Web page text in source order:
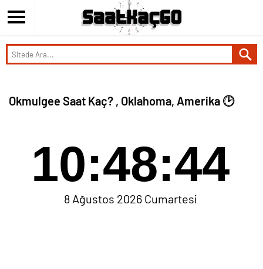
Okmulgee Saat Kaç? , Oklahoma, Amerika 🕑
10:48:44
8 Ağustos 2026 Cumartesi